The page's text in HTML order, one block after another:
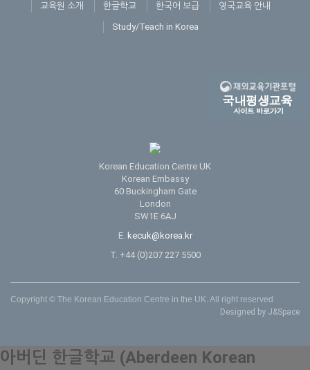
교육원 소개 한글학교 한국어 보급
영국교육 안내
Study/Teach in Korea
Korean Education Centre UK
Korean Embassy
60 Buckingham Gate
London
SW1E 6AJ
E. kecuk@korea.kr
T. +44 (0)207 227 5500
Copyright © The Korean Education Centre in the UK. All right reserved
Designed by J&Space
아버딘 한글학교 (Aberdeen Korean